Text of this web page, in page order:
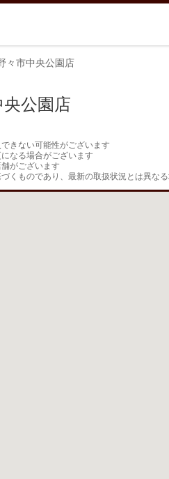
々市中央公園店
公園店
きない可能性がございます
なる場合がございます
がございます
くものであり、最新の取扱状況とは異な